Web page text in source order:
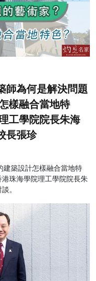
師為何是解決問題
樣融合當地特
工學院院長朱海
長張珍
建築設計怎樣融合當地特
珠海學院理工學院院長朱
。